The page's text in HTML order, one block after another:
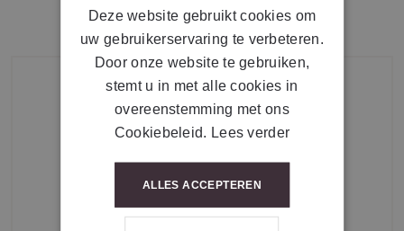
Deze website gebruikt cookies om
uw gebruikerservaring te verbeteren.
Door onze website te gebruiken,
stemt u in met alle cookies in
overeenstemming met ons
Cookiebeleid. Lees verder
ALLES ACCEPTEREN